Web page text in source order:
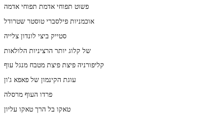
פשוט תפוחי אדמת תפוחי אדמה
אוכמניות פילסברי טוסטר שטרודל
סטייק ביצי לונדון צלייה
של קלוג יותר הרציניות הלולאות
קליפורניה פיצת פיצת מטבח מנגל עוף
עוגת הקינמון של פאפא ג'ון
פרדו העוף מרסלה
טאקו בל הרך טאקו עליון